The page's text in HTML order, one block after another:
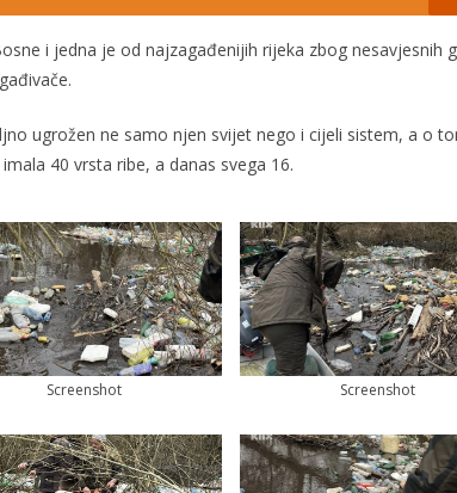
i jedna je od najzagađenijih rijeka zbog nesavjesnih
ugrožen ne samo njen svijet nego i cijeli sistem, a o
40 vrsta ribe, a danas svega 16.
Screenshot Screenshot